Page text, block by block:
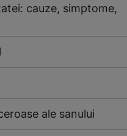
cauze, simptome,
ale sanului